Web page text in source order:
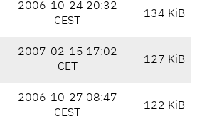
2006-10-24 20:32
CEST
134 KiB
2007-02-15 17:02
CET
127 KiB
2006-10-27 08:47
CEST
122 KiB